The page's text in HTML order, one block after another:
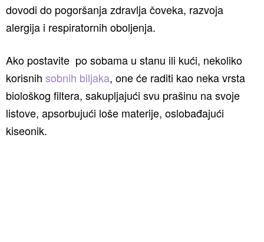
dovodi do pogoršanja zdravlja čoveka, razvoja
alergija i respiratornih oboljenja.
Ako postavite po sobama u stanu ili kući, nekoliko
korisnih sobnih biljaka, one će raditi kao neka vrsta
biološkog filtera, sakupljajući svu prašinu na svoje
listove, apsorbujući loše materije, oslobađajući
kiseonik.